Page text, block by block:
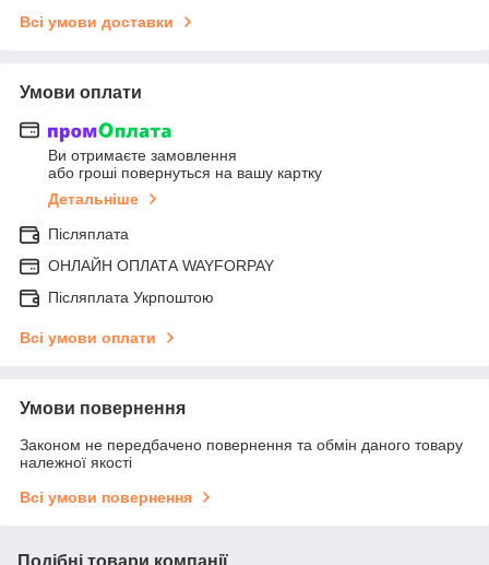
Всі умови доставки
Умови оплати
Ви отримаєте замовлення
або гроші повернуться на вашу картку
Детальніше
Післяплата
ОНЛАЙН ОПЛАТА WAYFORPAY
Післяплата Укрпоштою
Всі умови оплати
Умови повернення
Законом не передбачено повернення та обмін даного товару
належної якості
Всі умови повернення